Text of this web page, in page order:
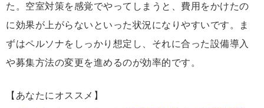
た。空室対策を感覚でやってしまうと、費用をかけたの
に効果が上がらないといった状況になりやすいです。ま
ずはペルソナをしっかり想定し、それに合った設備導入
や募集方法の変更を進めるのが効率的です。
【あなたにオススメ】